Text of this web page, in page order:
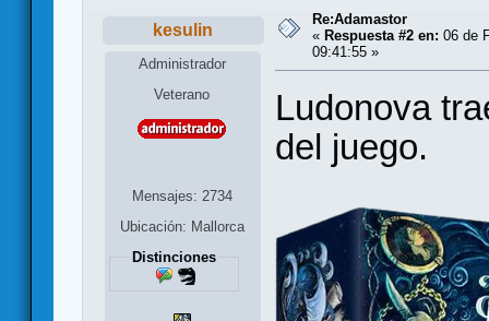
kesulin
Administrador
Veterano
Mensajes: 2734
Ubicación: Mallorca
Distinciones
Re:Adamastor
« Respuesta #2 en: 06 de
09:41:55 »
Ludonova
del juego.